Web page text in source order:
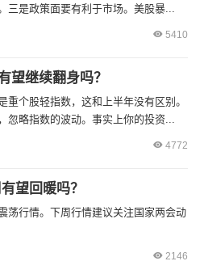
三是政策面要有利于市场。美股暴...
5410
望继续翻身吗？
个股轻指数，这和上半年没有区别。
忽略指数的波动。事实上你的投资...
4772
望回暖吗？
荡行情。下周行情建议关注国家两会动
2146